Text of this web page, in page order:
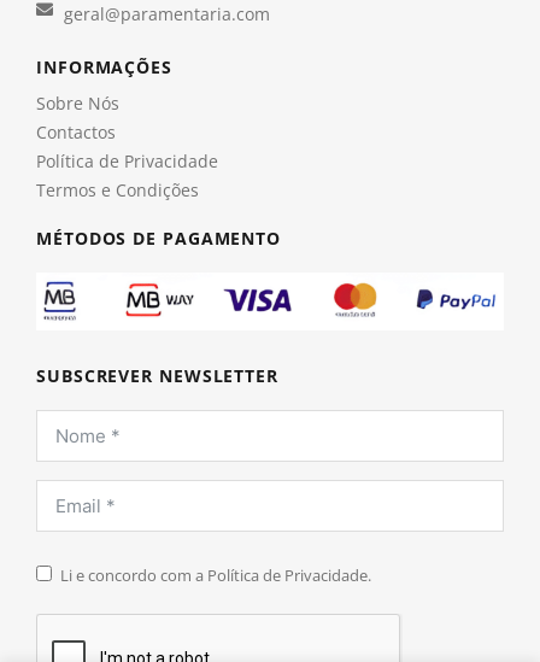
geral@paramentaria.com
INFORMAÇÕES
Sobre Nós
Contactos
Política de Privacidade
Termos e Condições
MÉTODOS DE PAGAMENTO
SUBSCREVER NEWSLETTER
Li e concordo com a Política de Privacidade.